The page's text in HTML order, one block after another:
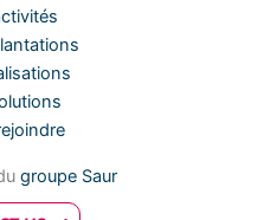
groupe Saur